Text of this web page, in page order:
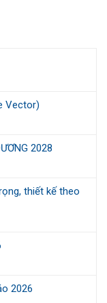
Vector)
2028
thiết kế theo
2026